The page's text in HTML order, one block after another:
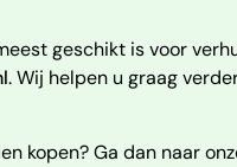
geschikt is voor
. Wij helpen u graag
kopen? Ga dan naar